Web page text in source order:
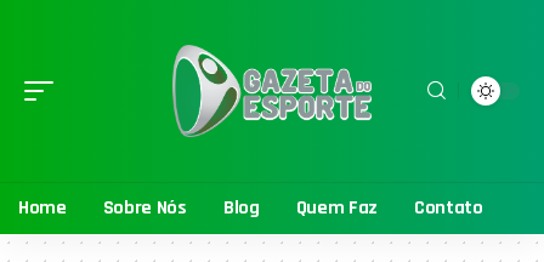
Home Sobre Nós Blog Quem Faz Contato